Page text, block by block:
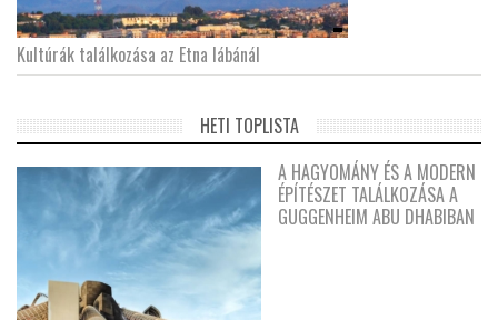
Kultúrák találkozása az Etna lábánál
HETI TOPLISTA
A HAGYOMÁNY ÉS A MODERN
ÉPÍTÉSZET TALÁLKOZÁSA A
GUGGENHEIM ABU DHABIBAN